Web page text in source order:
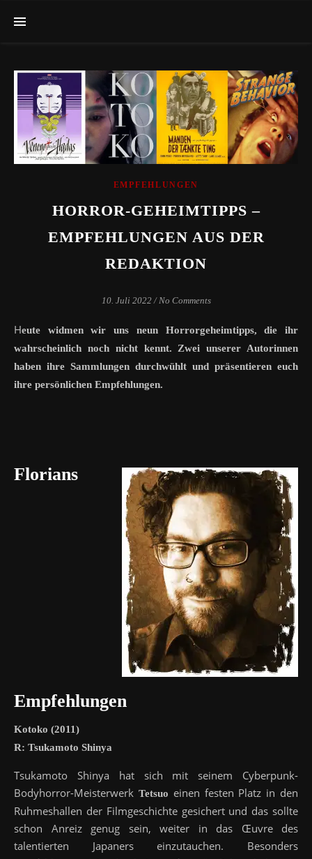
EMPFEHLUNGEN
HORROR-GEHEIMTIPPS –
EMPFEHLUNGEN AUS DER
REDAKTION
10. Juli 2022 / No Comments
Heute widmen wir uns neun Horrorgeheimtipps, die ihr
wahrscheinlich noch nicht kennt. Zwei unserer Autorinnen
haben ihre Sammlungen durchwühlt und präsentieren euch
ihre persönlichen Empfehlungen.
Florians
Empfehlungen
Kotoko (2011)
R: Tsukamoto Shinya
Tsukamoto Shinya hat sich mit seinem Cyberpunk-
Bodyhorror-Meisterwerk Tetsuo einen festen Platz in den
Ruhmeshallen der Filmgeschichte gesichert und das sollte
schon Anreiz genug sein, weiter in das Œuvre des
talentierten Japaners einzutauchen. Besonders